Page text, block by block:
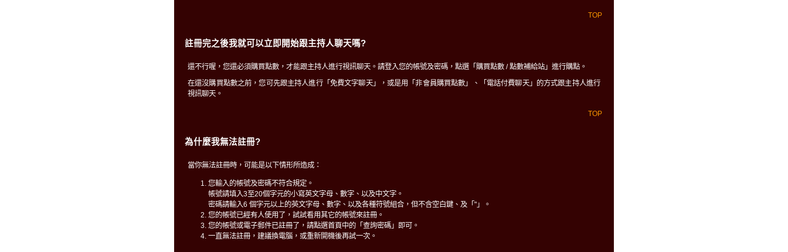
TOP
註冊完之後我就可以立即開始跟主持人聊天嗎?
還不行喔，您還必須購買點數，才能跟主持人進行視訊聊天。請登入您的帳號及密碼，點選「購買點數 / 點數補給站」進行購點。
在還沒購買點數之前，您可先跟主持人進行「免費文字聊天」，或是用「非會員購買點數」、「電話付費聊天」的方式跟主持人進行
視訊聊天。
TOP
為什麼我無法註冊?
當你無法註冊時，可能是以下情形所造成：
您輸入的帳號及密碼不符合規定。
帳號請填入3至20個字元的小寫英文字母、數字、以及中文字。
密碼請輸入6 個字元以上的英文字母、數字、以及各種符號組合，但不含空白鍵、及「"」。
您的帳號已經有人使用了，試試看用其它的帳號來註冊。
您的帳號或電子郵件已註冊了，請點選首頁中的「查詢密碼」即可。
一直無法註冊，建議換電腦，或重新開機後再試一次。